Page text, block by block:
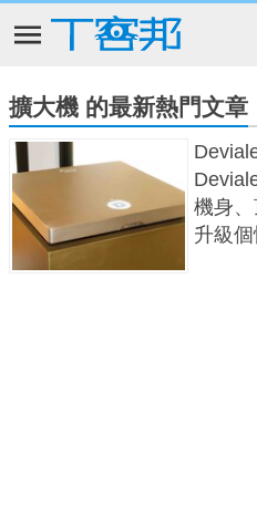
擴大機 的最新熱門文章
機身
升級